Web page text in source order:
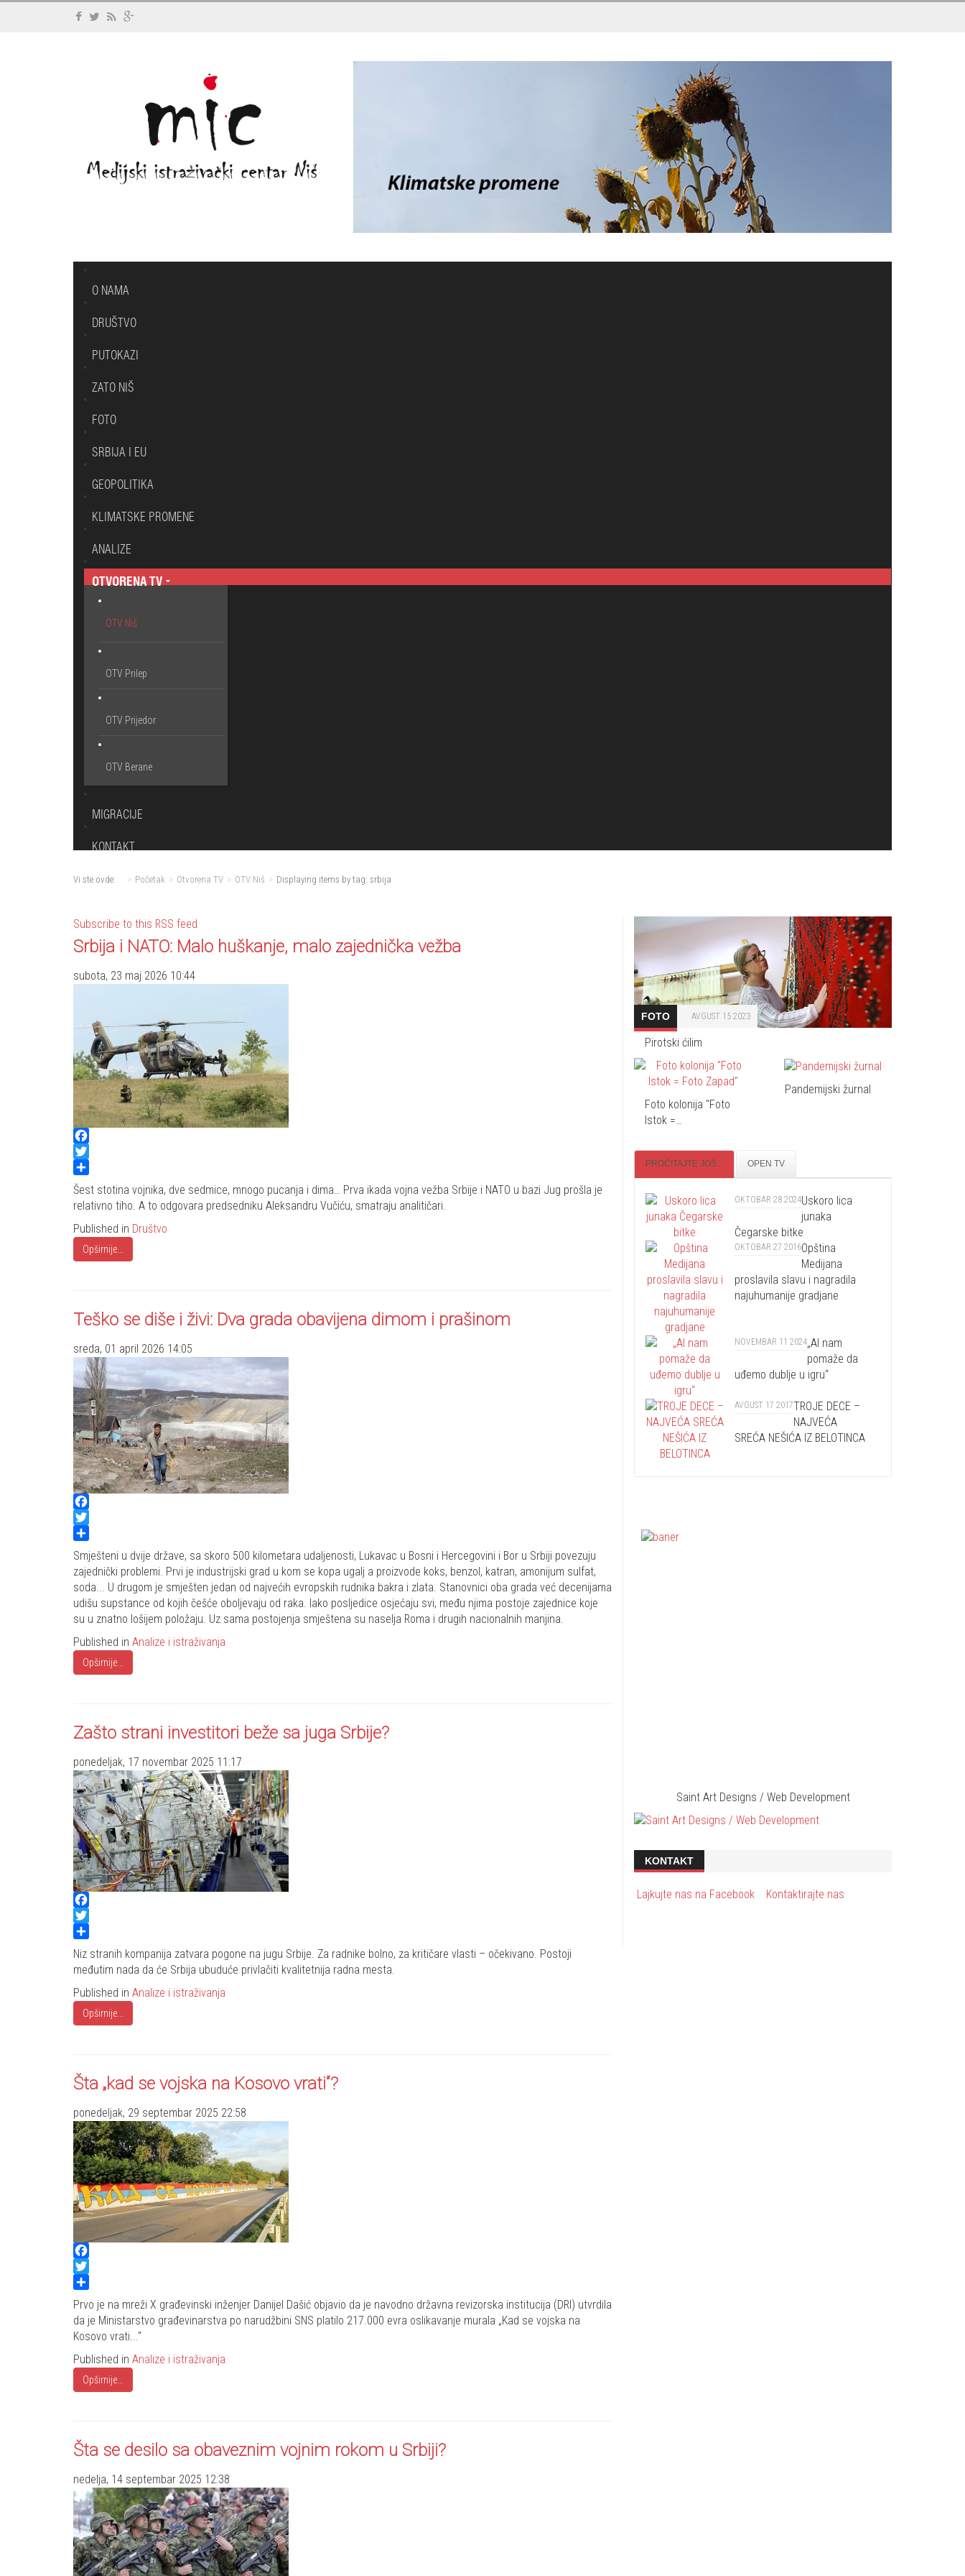
O NAMA
DRUŠTVO
PUTOKAZI
ZATO NIŠ
FOTO
SRBIJA I EU
GEOPOLITIKA
KLIMATSKE PROMENE
ANALIZE
OTVORENA TV
OTV Niš
OTV Prilep
OTV Prijedor
OTV Berane
MIGRACIJE
KONTAKT
Vi ste ovde: Početak Otvorena TV OTV Niš Displaying items by tag: srbija
Subscribe to this RSS feed
Srbija i NATO: Malo huškanje, malo zajednička vežba
subota, 23 maj 2026 10:44
Facebook
Twitter
Share
Šest stotina vojnika, dve sedmice, mnogo pucanja i dima… Prva ikada vojna vežba Srbije i NATO u bazi Jug prošla je
relativno tiho. A to odgovara predsedniku Aleksandru Vučiću, smatraju analitičari.
Published in Društvo
Opširnije...
Teško se diše i živi: Dva grada obavijena dimom i prašinom
sreda, 01 april 2026 14:05
Facebook
Twitter
Share
Smješteni u dvije države, sa skoro 500 kilometara udaljenosti, Lukavac u Bosni i Hercegovini i Bor u Srbiji povezuju
zajednički problemi. Prvi je industrijski grad u kom se kopa ugalj a proizvode koks, benzol, katran, amonijum sulfat,
soda... U drugom je smješten jedan od najvećih evropskih rudnika bakra i zlata. Stanovnici oba grada već decenijama
udišu supstance od kojih češće oboljevaju od raka. Iako posljedice osjećaju svi, među njima postoje zajednice koje
su u znatno lošijem položaju. Uz sama postojenja smještena su naselja Roma i drugih nacionalnih manjina.
Published in Analize i istraživanja
Opširnije...
Zašto strani investitori beže sa juga Srbije?
ponedeljak, 17 novembar 2025 11:17
Facebook
Twitter
Share
Niz stranih kompanija zatvara pogone na jugu Srbije. Za radnike bolno, za kritičare vlasti – očekivano. Postoji
međutim nada da će Srbija ubuduće privlačiti kvalitetnija radna mesta.
Published in Analize i istraživanja
Opširnije...
Šta „kad se vojska na Kosovo vrati“?
ponedeljak, 29 septembar 2025 22:58
Facebook
Twitter
Share
Prvo je na mreži X građevinski inženjer Danijel Dašić objavio da je navodno državna revizorska institucija (DRI) utvrdila
da je Ministarstvo građevinarstva po narudžbini SNS platilo 217.000 evra oslikavanje murala „Kad se vojska na
Kosovo vrati...“
Published in Analize i istraživanja
Opširnije...
Šta se desilo sa obaveznim vojnim rokom u Srbiji?
nedelja, 14 septembar 2025 12:38
FOTO AVGUST 15 2023
Pirotski ćilim
Foto kolonija "Foto
Istok =…
Pandemijski žurnal
PROČITAJTE JOŠ... OPEN TV
OKTOBAR 28 2024Uskoro lica
junaka
Čegarske bitke
OKTOBAR 27 2016Opština
Medijana
proslavila slavu i nagradila
najuhumanije gradjane
NOVEMBAR 11 2024„AI nam
pomaže da
uđemo dublje u igru“
AVGUST 17 2017TROJE DECE –
NAJVEĆA
SREĆA NEŠIĆA IZ BELOTINCA
Saint Art Designs / Web Development
KONTAKT
Lajkujte nas na Facebook Kontaktirajte nas